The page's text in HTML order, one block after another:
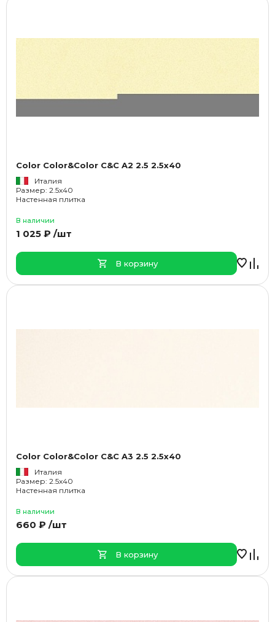
Color Color&Color C&C A2 2.5 2.5x40
Италия
Размер: 2.5x40
Настенная плитка
В наличии
1 025 ₽ /шт
В корзину
Color Color&Color C&C A3 2.5 2.5x40
Италия
Размер: 2.5x40
Настенная плитка
В наличии
660 ₽ /шт
В корзину